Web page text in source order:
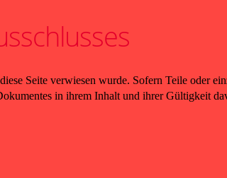
Seite verwiesen wurde. Sofern Teile oder
in ihrem Inhalt und ihrer Gültigkeit